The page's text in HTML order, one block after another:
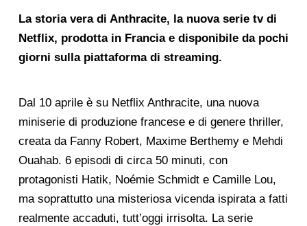
La storia vera di Anthracite, la nuova serie tv di
Netflix, prodotta in Francia e disponibile da pochi
giorni sulla piattaforma di streaming.
Dal 10 aprile è su Netflix Anthracite, una nuova
miniserie di produzione francese e di genere thriller,
creata da Fanny Robert, Maxime Berthemy e Mehdi
Ouahab. 6 episodi di circa 50 minuti, con
protagonisti Hatik, Noémie Schmidt e Camille Lou,
ma soprattutto una misteriosa vicenda ispirata a fatti
realmente accaduti, tutt’oggi irrisolta. La serie